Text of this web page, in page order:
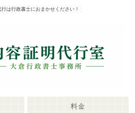
は行政書士におまかせください！
料金